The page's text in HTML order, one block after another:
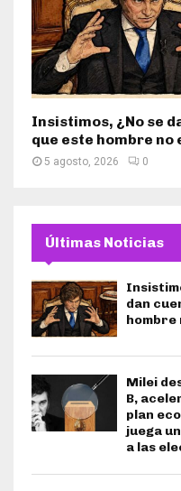
Insistimos, ¿No se
que este hombre no
5 agosto, 2026 0
Últimas Noticias
dan
hombre
Milei
B,
plan
juega
a las